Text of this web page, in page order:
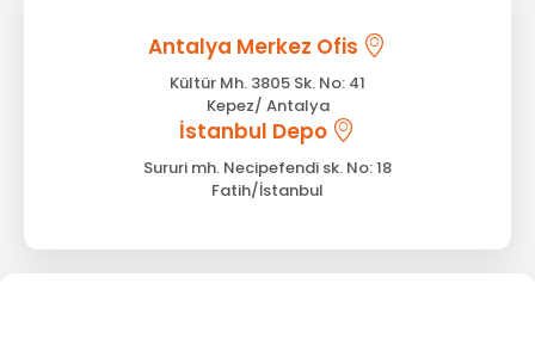
Antalya Merkez Ofis
Kültür Mh. 3805 Sk. No: 41
Kepez/ Antalya
İstanbul Depo
Sururi mh. Necipefendi sk. No: 18
Fatih/İstanbul